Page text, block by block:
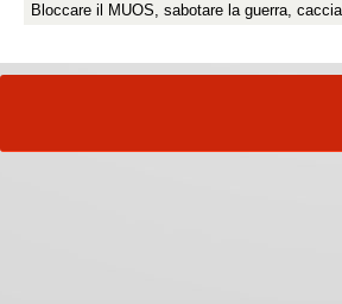
Bloccare il MUOS, sabotare la guerra,